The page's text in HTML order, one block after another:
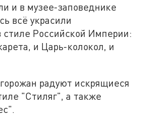
и в музее-заповеднике
всё украсили
стиле Российской Империи:
и Царь-колокол, и
радуют искрящиеся
"Стиляг", а также